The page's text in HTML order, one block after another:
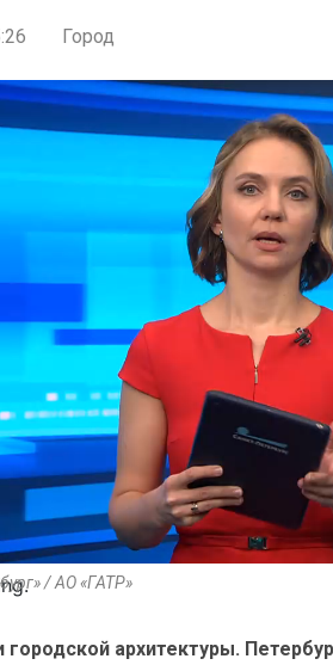
Город
/ АО «ГАТР»
архитектуры.